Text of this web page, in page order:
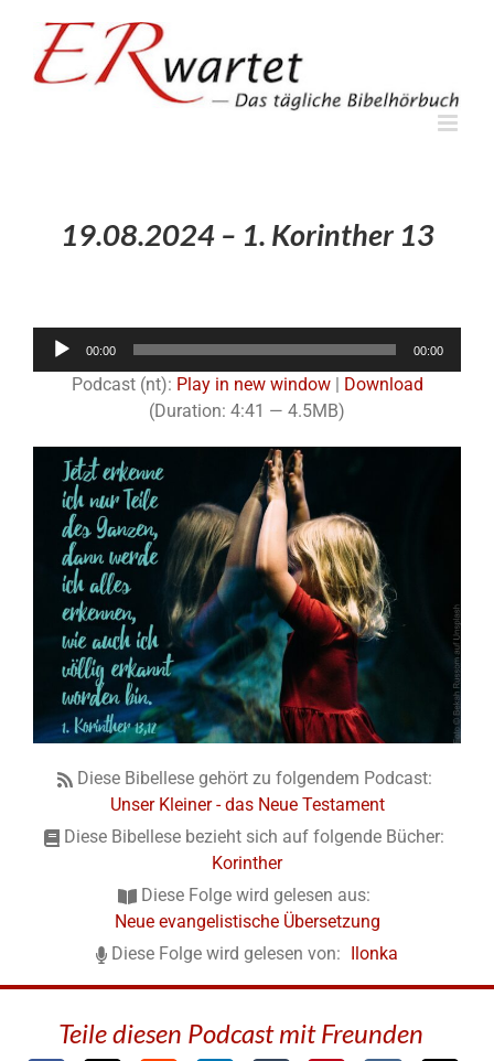
springen
19.08.2024 – 1. Korinther 13
00:00 00:00
Podcast (nt): Play in new window| Download
(Duration: 4:41 — 4.5MB)
Diese Bibellese gehört zu folgendem Podcast:
Unser Kleiner - das Neue Testament
Diese Bibellese bezieht sich auf folgende Bücher:
Korinther
Diese Folge wird gelesen aus:
Neue evangelistische Übersetzung
Diese Folge wird gelesen von: Ilonka
Teile diesen Podcast mit Freunden